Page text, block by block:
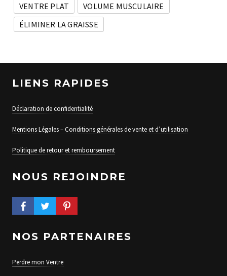
VENTRE PLAT
VOLUME MUSCULAIRE
ÉLIMINER LA GRAISSE
LIENS RAPIDES
Déclaration de confidentialité
Mentions Légales – Conditions générales de vente et d’utilisation
Politique de retour et remboursement
NOUS REJOINDRE
FACEBOOK PROFILE
TWITTER PROFILEPINTEREST PROFILE
NOS PARTENAIRES
Perdre mon Ventre